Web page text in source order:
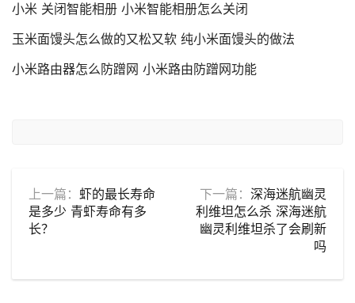
小米 关闭智能相册 小米智能相册怎么关闭
玉米面馒头怎么做的又松又软 纯小米面馒头的做法
小米路由器怎么防蹭网 小米路由防蹭网功能
上一篇： 虾的最长寿命
是多少 青虾寿命有多
长？
下一篇： 深海迷航幽灵
利维坦怎么杀 深海迷航
幽灵利维坦杀了会刷新
吗